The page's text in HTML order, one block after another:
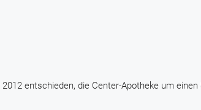
entschieden, die Center-Apotheke um